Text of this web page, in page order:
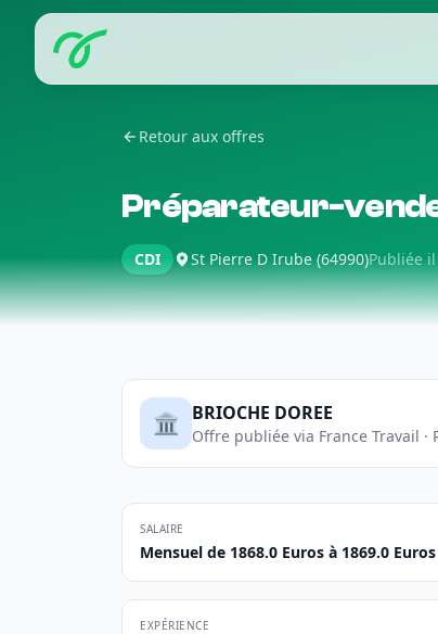
Retour aux offres
Préparateur-
CDI St Pierre D Irube (64990)Publiée
🏛️ BRIOCHE DOREE
Offre publiée via France Travail
SALAIRE
Mensuel de 1868.0 Euros à 1869.0
EXPÉRIENCE